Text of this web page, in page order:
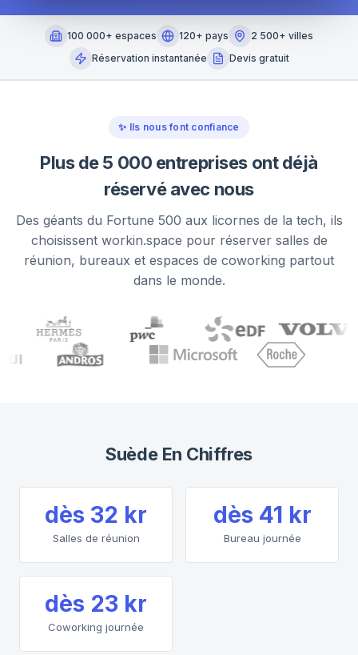
100 000+ espaces 120+ pays
2 500+ villes
Réservation instantanée
Devis gratuit
✨ Ils nous font confiance
Plus de 5 000 entreprises ont déjà
réservé avec nous
Des géants du Fortune 500 aux licornes de la tech, ils
choisissent workin.space pour réserver salles de
réunion, bureaux et espaces de coworking partout
dans le monde.
Suède En Chiffres
dès 32 kr
Salles de réunion
dès 41 kr
Bureau journée
dès 23 kr
Coworking journée